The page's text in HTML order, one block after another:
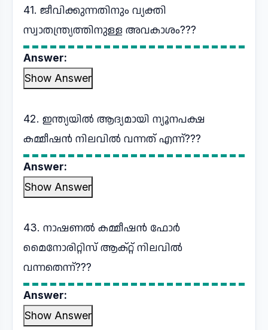
41. ജീവിക്കുന്നതിനും വ്യക്തി
സ്വാതന്ത്ര്യത്തിനുള്ള അവകാശം???
Answer:
Show Answer
42. ഇന്ത്യയിൽ ആദ്യമായി ന്യൂനപക്ഷ
കമ്മീഷൻ നിലവിൽ വന്നത് എന്ന്???
Answer:
Show Answer
43. നാഷണൽ കമ്മീഷൻ ഫോർ
മൈനോരിറ്റിസ് ആക്റ്റ് നിലവിൽ
വന്നതെന്ന്???
Answer:
Show Answer